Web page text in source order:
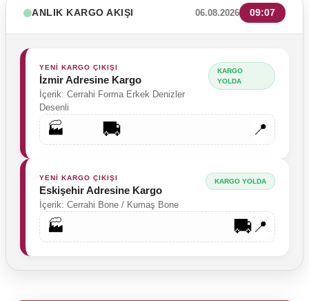
ANLIK KARGO AKIŞI 06.08.2026 09:07
YENİ KARGO ÇIKIŞI
İzmir Adresine Kargo
İçerik: Cerrahi Forma Erkek Denizler
Desenli
KARGO
YOLDA
🏭 🚚 📍
YENİ KARGO ÇIKIŞI
Eskişehir Adresine Kargo
İçerik: Cerrahi Bone / Kumaş Bone
KARGO YOLDA
🏭
🚚 📍